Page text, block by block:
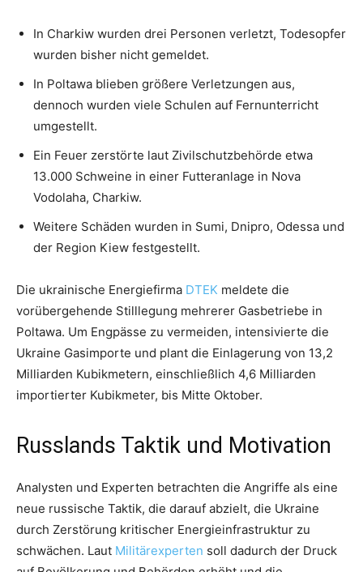
In Charkiw wurden drei Personen verletzt, Todesopfer
wurden bisher nicht gemeldet.
In Poltawa blieben größere Verletzungen aus,
dennoch wurden viele Schulen auf Fernunterricht
umgestellt.
Ein Feuer zerstörte laut Zivilschutzbehörde etwa
13.000 Schweine in einer Futteranlage in Nova
Vodolaha, Charkiw.
Weitere Schäden wurden in Sumi, Dnipro, Odessa und
der Region Kiew festgestellt.
Die ukrainische Energiefirma DTEK meldete die
vorübergehende Stilllegung mehrerer Gasbetriebe in
Poltawa. Um Engpässe zu vermeiden, intensivierte die
Ukraine Gasimporte und plant die Einlagerung von 13,2
Milliarden Kubikmetern, einschließlich 4,6 Milliarden
importierter Kubikmeter, bis Mitte Oktober.
Russlands Taktik und Motivation
Analysten und Experten betrachten die Angriffe als eine
neue russische Taktik, die darauf abzielt, die Ukraine
durch Zerstörung kritischer Energieinfrastruktur zu
schwächen. Laut Militärexperten soll dadurch der Druck